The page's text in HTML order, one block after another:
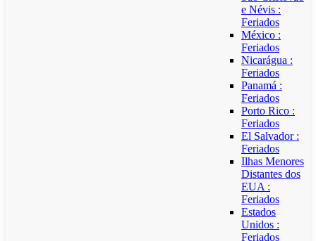
e Névis :
Feriados
México :
Feriados
Nicarágua :
Feriados
Panamá :
Feriados
Porto Rico :
Feriados
El Salvador :
Feriados
Ilhas Menores
Distantes dos
EUA :
Feriados
Estados
Unidos :
Feriados